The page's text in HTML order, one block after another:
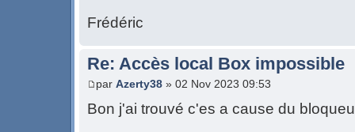
Frédéric
Re: Accès local Box impossible
par Azerty38 » 02 Nov 2023 09:53
Bon j'ai trouvé c'es a cause du